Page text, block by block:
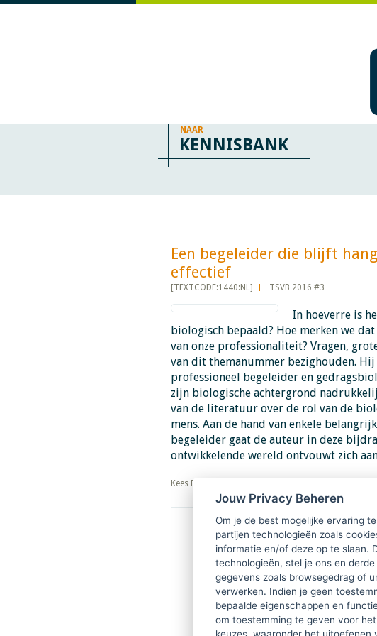
NAAR
KENNISBANK
Een begeleider die blijft
effectief​​​​​​
[TEXTCODE:1440:NL] TSVB 2016 #3
In hoeverre is
biologisch bepaald? Hoe merken we
van onze professionaliteit? Vragen,
van dit themanummer bezighouden. Hij
professioneel begeleider en
zijn biologische achtergrond
van de literatuur over de rol van de
mens. Aan de hand van enkele
begeleider gaat de auteur in deze
ontwikkelende wereld ontvouwt zich
​​​​​​​Kees Faber
Download PDF
Jouw Privacy Beheren
Om je de best mogelijke ervaring
partijen technologieën zoals
informatie en/of deze op te slaan.
technologieën, stel je ons en
gegevens zoals browsegedrag of
verwerken. Indien je geen
bepaalde eigenschappen en
om toestemming te geven voor